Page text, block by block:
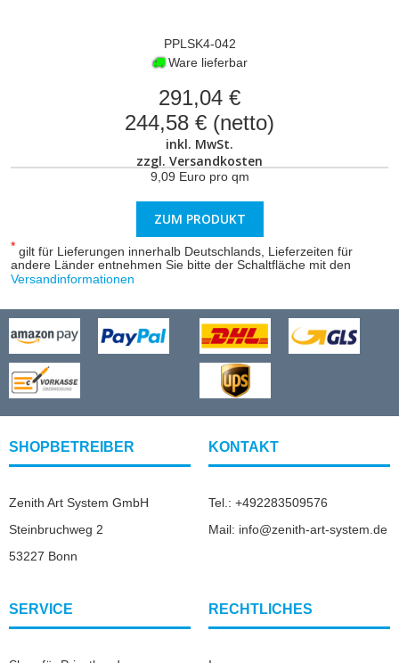
PPLSK4-042
Ware lieferbar
291,04 €
244,58 € (netto)
inkl. MwSt.
zzgl. Versandkosten
9,09 Euro pro qm
ZUM PRODUKT
* gilt für Lieferungen innerhalb Deutschlands, Lieferzeiten für
andere Länder entnehmen Sie bitte der Schaltfläche mit den
Versandinformationen
SHOPBETREIBER
Zenith Art System GmbH
Steinbruchweg 2
53227 Bonn
KONTAKT
Tel.: +492283509576
Mail: info@zenith-art-system.de
SERVICE RECHTLICHES